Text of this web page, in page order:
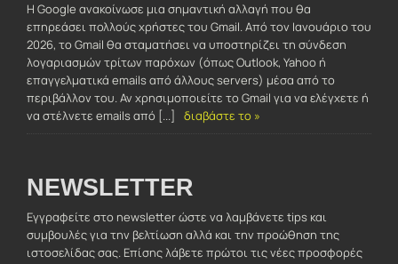
Η Google ανακοίνωσε μια σημαντική αλλαγή που θα
επηρεάσει πολλούς χρήστες του Gmail. Από τον Ιανουάριο του
2026, το Gmail θα σταματήσει να υποστηρίζει τη σύνδεση
λογαριασμών τρίτων παρόχων (όπως Outlook, Yahoo ή
επαγγελματικά emails από άλλους servers) μέσα από το
περιβάλλον του. Αν χρησιμοποιείτε το Gmail για να ελέγχετε ή
να στέλνετε emails από [...]
διαβάστε το »
NEWSLETTER
Εγγραφείτε στο newsletter ώστε να λαμβάνετε tips και
συμβουλές για την βελτίωση αλλά και την προώθηση της
ιστοσελίδας σας. Επίσης λάβετε πρώτοι τις νέες προσφορές